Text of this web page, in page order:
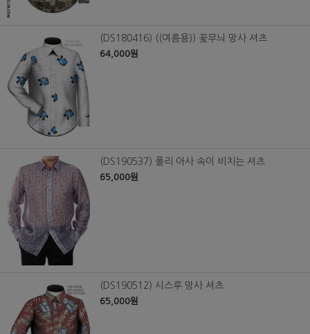
(DS180416) ((여름용)) 꽃무늬 망사 셔츠
64,000원
(DS190537) 폴리 아사 속이 비치는 셔츠
65,000원
(DS190512) 시스루 망사 셔츠
65,000원